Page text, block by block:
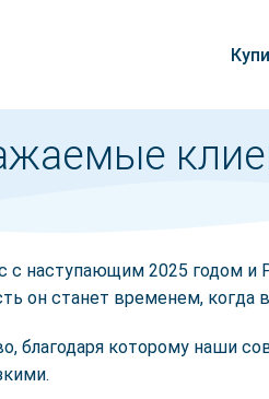
с наступающим 2025 годом
он станет временем,
которому наши